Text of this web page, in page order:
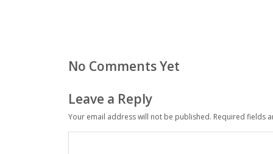
No Comments Yet
Leave a Reply
Your email address will not be published. Required fields